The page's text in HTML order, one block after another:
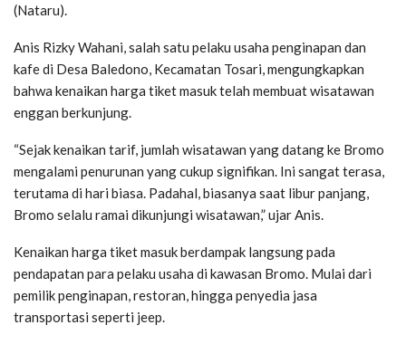
(Nataru).
Anis Rizky Wahani, salah satu pelaku usaha penginapan dan
kafe di Desa Baledono, Kecamatan Tosari, mengungkapkan
bahwa kenaikan harga tiket masuk telah membuat wisatawan
enggan berkunjung.
“Sejak kenaikan tarif, jumlah wisatawan yang datang ke Bromo
mengalami penurunan yang cukup signifikan. Ini sangat terasa,
terutama di hari biasa. Padahal, biasanya saat libur panjang,
Bromo selalu ramai dikunjungi wisatawan,” ujar Anis.
Kenaikan harga tiket masuk berdampak langsung pada
pendapatan para pelaku usaha di kawasan Bromo. Mulai dari
pemilik penginapan, restoran, hingga penyedia jasa
transportasi seperti jeep.